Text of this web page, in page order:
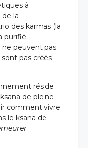
à
de la
des karmas (la
purifié
ne peuvent pas
pas créés
réside
de pleine
comment vivre.
le ksana de